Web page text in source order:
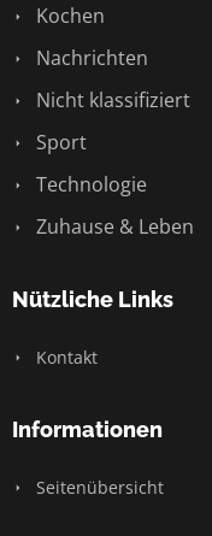
Kochen
Nachrichten
Nicht klassifiziert
Sport
Technologie
Zuhause & Leben
Nützliche Links
Kontakt
Informationen
Seitenübersicht